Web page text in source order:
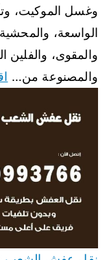
وغسل الموكيت،
الواسعة،
والمقوى، والفلين
والمصنوعة من…